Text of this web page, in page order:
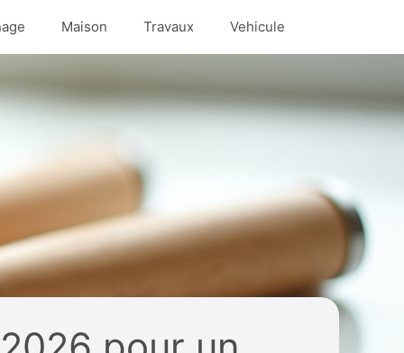
Maison Travaux Vehicule